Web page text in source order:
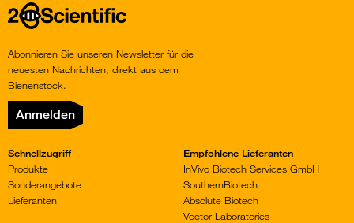
Home
Abonnieren Sie unseren Newsletter für die
neuesten Nachrichten, direkt aus dem
Bienenstock.
Anmelden
Schnellzugriff
Produkte
Sonderangebote
Lieferanten
Empfohlene Lieferanten
InVivo Biotech Services GmbH
SouthernBiotech
Absolute Biotech
Vector Laboratories